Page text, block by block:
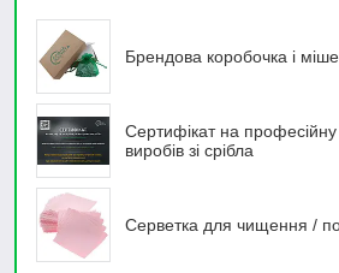
Брендова коробочка і
Сертифікат на професійну
виробів зі срібла
Серветка для чищення /